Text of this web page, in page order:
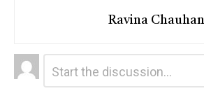
Ravina Chauhan
Leave
a
Comment